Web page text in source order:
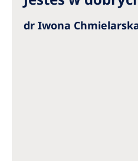
dr Iwona